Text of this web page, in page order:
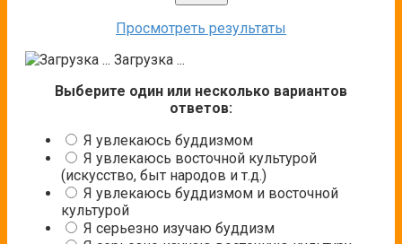
Просмотреть результаты
Загрузка ...
Выберите один или несколько вариантов
ответов:
Я увлекаюсь буддизмом
Я увлекаюсь восточной культурой
(искусство, быт народов и т.д.)
Я увлекаюсь буддизмом и восточной
культурой
Я серьезно изучаю буддизм